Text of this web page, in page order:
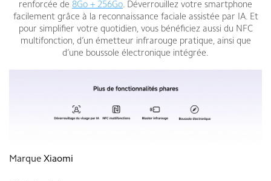
renforcée de 8Go + 256Go. Déverrouillez votre smartphone
facilement grâce à la reconnaissance faciale assistée par IA. Et
pour simplifier votre quotidien, vous bénéficiez aussi du NFC
multifonction, d’un émetteur infrarouge pratique, ainsi que
d’une boussole électronique intégrée.
Marque Xiaomi